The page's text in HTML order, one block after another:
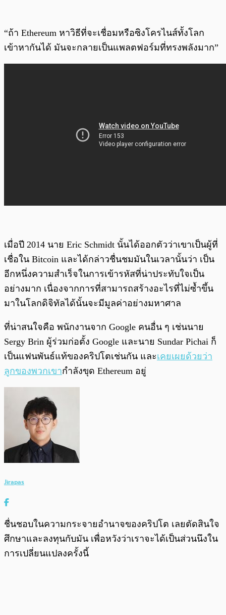
“ถ้า Ethereum หาวิธีที่จะเชื่อมหรือซิงโครไนส์ทั้งโลก
เข้าหากันได้ มันจะกลายเป็นแพลตฟอร์มที่ทรงพลังมาก”
เมื่อปี 2014 นาย Eric Schmidt นั้นได้ออกตัวว่าเขาเป็นผู้ที่
เชื่อใน Bitcoin และได้กล่าวชื่นชมมันในเวลานั้นว่า เป็น
อีกหนึ่งความสำเร็จในการเข้ารหัสที่น่าประทับใจเป็น
อย่างมาก เนื่องจากการที่สามารถสร้างอะไรที่ไม่ซ้ำขึ้น
มาในโลกดิจิทัลได้นั้นจะมีมูลค่าอย่างมหาศาล
ที่น่าสนใจคือ พนักงานจาก Google คนอื่น ๆ เช่นนาย
Sergy Brin ผู้ร่วมก่อตั้ง Google และนาย Sundar Pichai ก็
เป็นแฟนพันธ์แท้ของคริปโตเช่นกัน และเคยเผยด้วยว่า
ลูกของพวกเขากำลังขุด Ethereum อยู่
Jirapas
ชื่นชอบในความกระจายอำนาจของคริปโต เลยตัดสินใจ
ศึกษาและลงทุนกับมัน เพื่อหวังว่าเราจะได้เป็นส่วนนึงใน
การเปลี่ยนแปลงครั้งนี้